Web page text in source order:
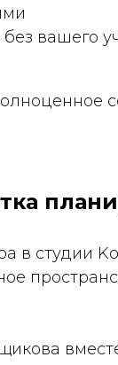
вашего
в студии